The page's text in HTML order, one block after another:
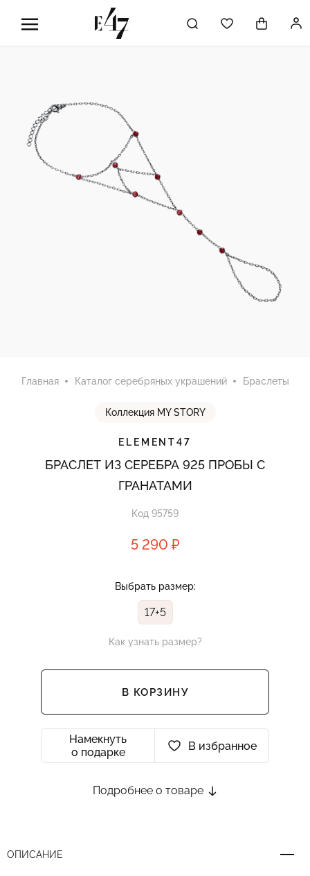
Главная Каталог серебряных украшений Браслеты
Коллекция MY STORY
ELEMENT47
БРАСЛЕТ ИЗ СЕРЕБРА 925 ПРОБЫ С
ГРАНАТАМИ
Код 95759
5 290 ₽
Выбрать размер:
17+5
Как узнать размер?
В КОРЗИНУ
Намекнуть
о подарке
В избранное
Подробнее о товаре
ОПИСАНИЕ